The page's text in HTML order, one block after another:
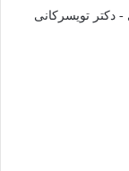
- دکتر تویسرکانی